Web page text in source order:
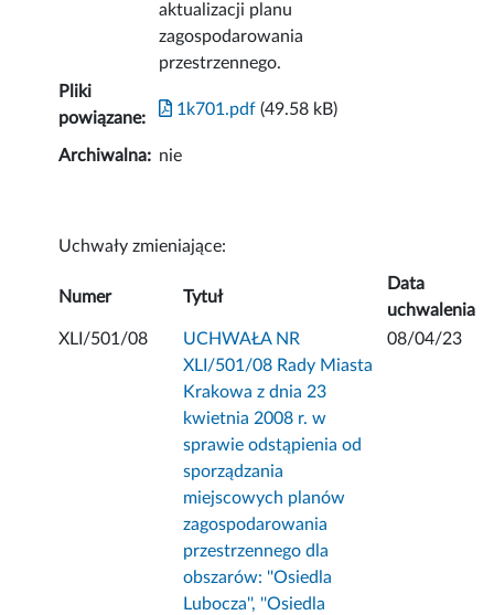
aktualizacji planu
zagospodarowania
przestrzennego.
Pliki
powiązane:
1k701.pdf (49.58 kB)
Archiwalna: nie
Uchwały zmieniające:
Numer Tytuł
Data
uchwalenia
XLI/501/08
UCHWAŁA NR
XLI/501/08 Rady Miasta
Krakowa z dnia 23
kwietnia 2008 r. w
sprawie odstąpienia od
sporządzania
miejscowych planów
zagospodarowania
przestrzennego dla
obszarów: ''Osiedla
Lubocza'', ''Osiedla
08/04/23